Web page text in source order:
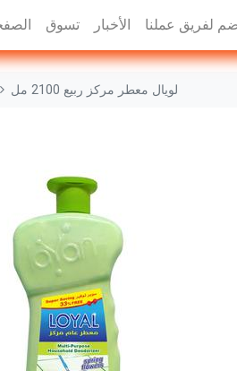
تسوق الأخبار لفريق عملنا
لويال معطر مركز ربيع 2100 مل